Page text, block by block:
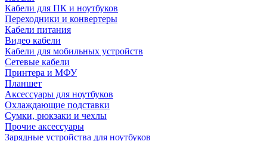
Кабели для ПК и ноутбуков
Переходники и конвертеры
Кабели питания
Видео кабели
Кабели для мобильных устройств
Сетевые кабели
Принтера и МФУ
Планшет
Аксессуары для ноутбуков
Охлаждающие подставки
Сумки, рюкзаки и чехлы
Прочие аксессуары
Зарядные устройства для ноутбуков